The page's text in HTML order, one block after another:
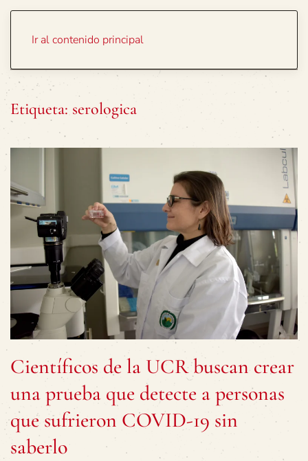
Ir al contenido principal
Etiqueta: serologica
Científicos de la UCR buscan crear
una prueba que detecte a personas
que sufrieron COVID-19 sin
saberlo